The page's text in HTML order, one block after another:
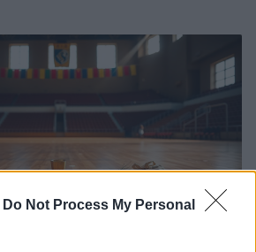
Do Not Process My Personal